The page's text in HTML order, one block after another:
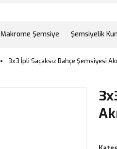
Makrome Şemsiye Şemsiyelik
3x3 İpli Saçaksız Bahçe Şemsiyesi